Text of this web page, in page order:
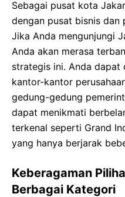
Sebagai pusat kota
dengan pusat bisnis dan
Jika Anda mengunjungi
Anda akan merasa
strategis ini. Anda dapat
kantor-kantor
gedung-gedung
dapat menikmati
terkenal seperti Grand
yang hanya berjarak
Keberagaman
Berbagai Kategori